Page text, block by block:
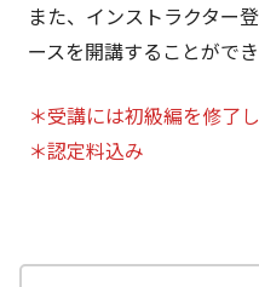
また、インストラクター
ースを開講することができ
＊受講には初級編を修了
＊認定料込み